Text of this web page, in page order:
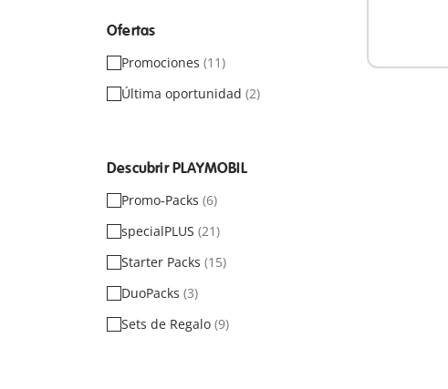
Ofertas
Promociones (11)
Última oportunidad (2)
Descubrir PLAYMOBIL
Promo-Packs (6)
specialPLUS (21)
Starter Packs (15)
DuoPacks (3)
Sets de Regalo (9)